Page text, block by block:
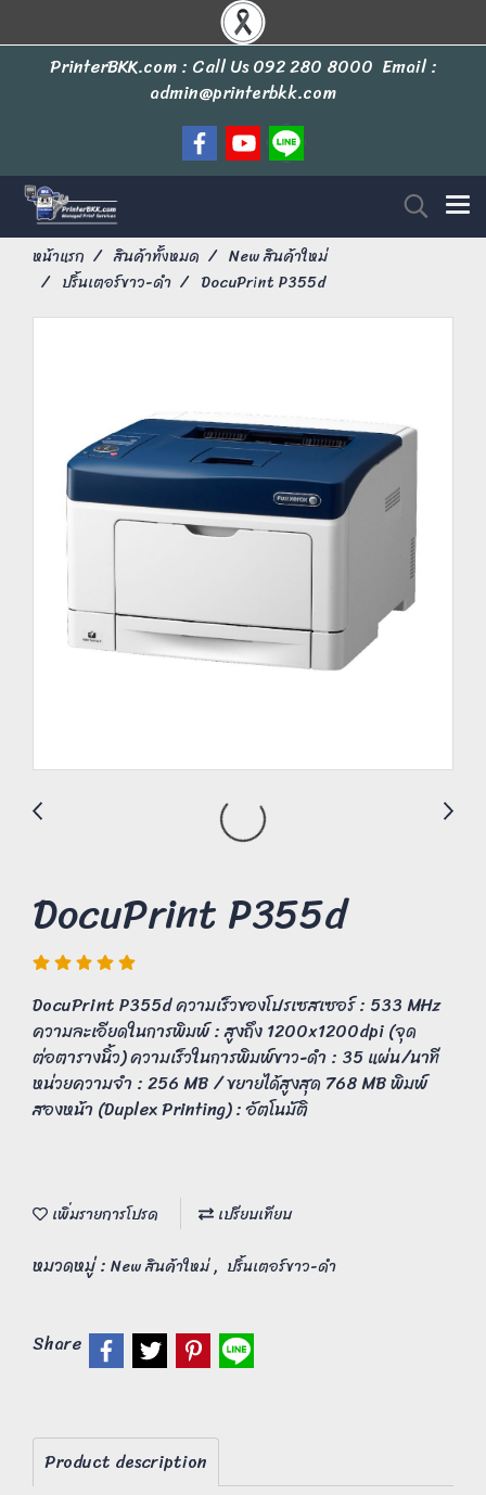
PrinterBKK.com : Call Us092 280 8000 Email :
admin@printerbkk.com
หน้าแรก สินค้าทั้งหมด
New สินค้าใหม่
ปริ้นเตอร์ขาว-ดำ
DocuPrint P355d
DocuPrint P355d
DocuPrint P355d ความเร็วของโปรเซสเซอร์ : 533 MHz
ความละเอียดในการพิมพ์ : สูงถึง 1200x1200dpi (จุด
ต่อตารางนิ้ว) ความเร็วในการพิมพ์ขาว-ดำ : 35 แผ่น/นาที
หน่วยความจำ : 256 MB / ขยายได้สูงสุด 768 MB พิมพ์
สองหน้า (Duplex Printing) : อัตโนมัติ
เพิ่มรายการโปรด เปรียบเทียบ
หมวดหมู่ : New สินค้าใหม่, ปริ้นเตอร์ขาว-ดำ
Share
Product description